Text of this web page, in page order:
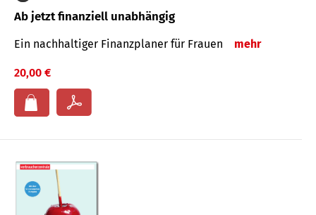
Ab jetzt finanziell unabhängig
Ein nachhaltiger Finanzplaner für Frauen mehr
20,00 €